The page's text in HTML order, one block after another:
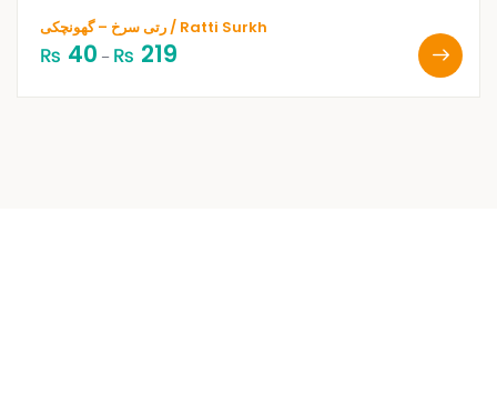
رتی سرخ – گھونچکی / Ratti Surkh
₨ 40 – ₨ 219